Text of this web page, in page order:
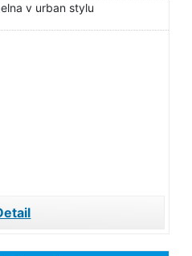
v urban stylu